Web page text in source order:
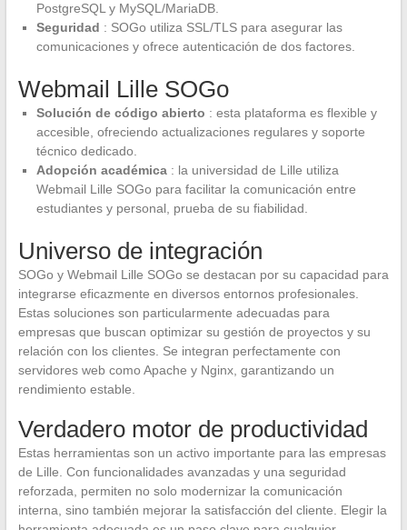
PostgreSQL y MySQL/MariaDB.
Seguridad : SOGo utiliza SSL/TLS para asegurar las
comunicaciones y ofrece autenticación de dos factores.
Webmail Lille SOGo
Solución de código abierto : esta plataforma es flexible y
accesible, ofreciendo actualizaciones regulares y soporte
técnico dedicado.
Adopción académica: la universidad de Lille utiliza
Webmail Lille SOGo para facilitar la comunicación entre
estudiantes y personal, prueba de su fiabilidad.
Universo de integración
SOGo y Webmail Lille SOGo se destacan por su capacidad para
integrarse eficazmente en diversos entornos profesionales.
Estas soluciones son particularmente adecuadas para
empresas que buscan optimizar su gestión de proyectos y su
relación con los clientes. Se integran perfectamente con
servidores web como Apache y Nginx, garantizando un
rendimiento estable.
Verdadero motor de productividad
Estas herramientas son un activo importante para las empresas
de Lille. Con funcionalidades avanzadas y una seguridad
reforzada, permiten no solo modernizar la comunicación
interna, sino también mejorar la satisfacción del cliente. Elegir la